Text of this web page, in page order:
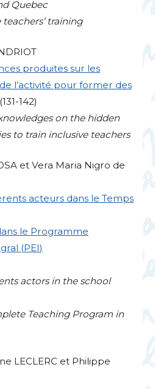
Quebec
training
produites sur les
l’activité pour former des
(131-142)
on the hidden
to train inclusive teachers
et Vera Maria Nigro de
acteurs dans le Temps
le Programme
(PEI)
actors in the school
Teaching Program in
LECLERC et Philippe